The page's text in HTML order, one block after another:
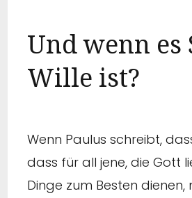
Und wenn es
Wille ist?
Wenn Paulus schreibt,
dass für all jene, die Gott
Dinge zum Besten